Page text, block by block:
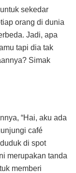
sekedar
orang di dunia
Jadi, apa
tapi dia tak
Simak
“Hai, aku ada
café
di spot
merupakan tanda
memberi